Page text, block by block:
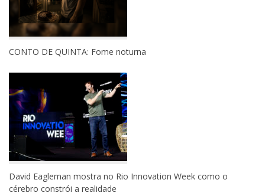
CONTO DE QUINTA: Fome noturna
David Eagleman mostra no Rio Innovation Week como o
cérebro constrói a realidade